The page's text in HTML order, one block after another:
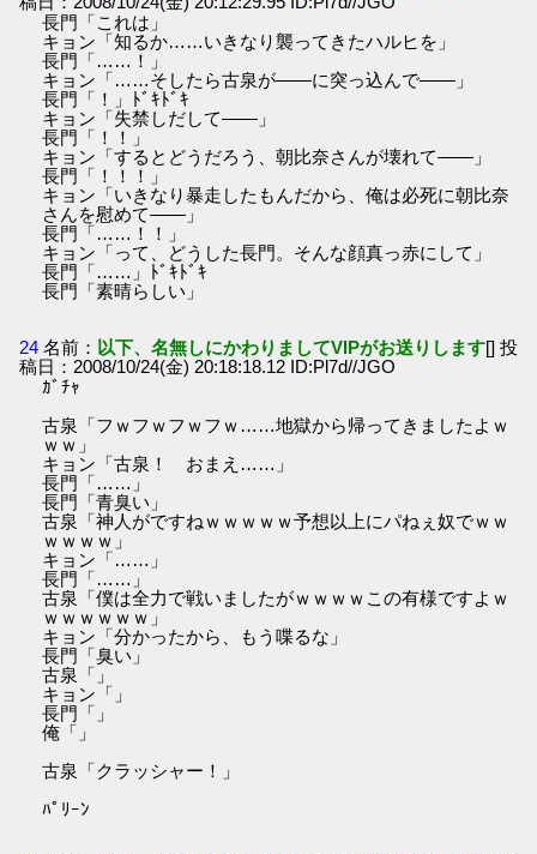
長門「これは」
キョン「知るか……いきなり襲ってきたハルヒを」
長門「……！」
キョン「……そしたら古泉が――に突っ込んで――」
長門「！」ﾄﾞｷﾄﾞｷ
キョン「失禁しだして――」
長門「！！」
キョン「するとどうだろう、朝比奈さんが壊れて――」
長門「！！！」
キョン「いきなり暴走したもんだから、俺は必死に朝比奈
さんを慰めて――」
長門「……！！」
キョン「って、どうした長門。そんな顔真っ赤にして」
長門「……」ﾄﾞｷﾄﾞｷ
長門「素晴らしい」
24 名前： 以下、名無しにかわりましてVIPがお送りします[] 投
稿日：2008/10/24(金) 20:18:18.12 ID:Pl7d//JGO
ｶﾞﾁｬ
古泉「フｗフｗフｗフｗ……地獄から帰ってきましたよｗ
ｗｗ」
キョン「古泉！ おまえ……」
長門「……」
長門「青臭い」
古泉「神人がですねｗｗｗｗｗ予想以上にパねぇ奴でｗｗ
ｗｗｗｗ」
キョン「……」
長門「……」
古泉「僕は全力で戦いましたがｗｗｗｗこの有様ですよｗ
ｗｗｗｗｗｗ」
キョン「分かったから、もう喋るな」
長門「臭い」
古泉「」
キョン「」
長門「」
俺「」
古泉「クラッシャー！」
ﾊﾟﾘｰﾝ